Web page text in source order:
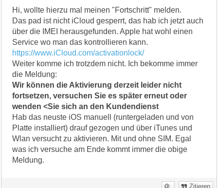
Hi, wollte hierzu mal meinen "Fortschritt" melden.
Das pad ist nicht iCloud gesperrt, das hab ich jetzt auch
über die IMEI herausgefunden. Apple hat wohl einen
Service wo man das kontrollieren kann.
https://www.iCloud.com/activationlock/
Weiter komme ich trotzdem nicht. Ich bekomme immer
die Meldung:
Wir können die Aktivierung derzeit leider nicht
fortsetzen, versuchen Sie es später erneut oder
wenden <Sie sich an den Kundendienst
Hab das neuste iOS manuell (runtergeladen und von
Platte installiert) drauf gezogen und über iTunes und
Wlan versucht zu aktivieren. Mit und ohne SIM. Egal
was ich versuche am Ende kommt immer die obige
Meldung.
Zitieren